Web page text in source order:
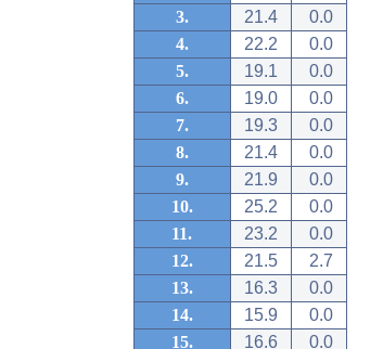
3.
21.4
0.0
4.
22.2
0.0
5.
19.1
0.0
6.
19.0
0.0
7.
19.3
0.0
8.
21.4
0.0
9.
21.9
0.0
10.
25.2
0.0
11.
23.2
0.0
12.
21.5
2.7
13.
16.3
0.0
14.
15.9
0.0
15.
16.6 0.0